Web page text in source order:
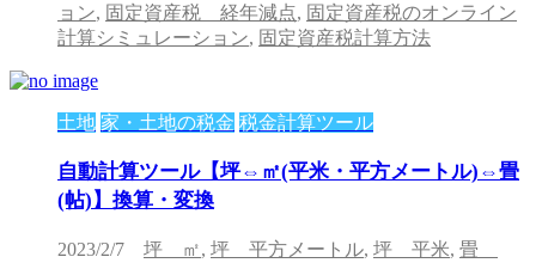
ョン, 固定資産税 経年減点, 固定資産税のオンライン
計算シミュレーション, 固定資産税計算方法
土地 家・土地の税金 税金計算ツール
自動計算ツール【坪⇔㎡(平米・平方メートル)⇔畳
(帖)】換算・変換
2023/2/7 坪 ㎡, 坪 平方メートル, 坪 平米, 畳